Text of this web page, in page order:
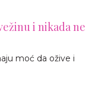
i nikada ne
moć da ožive i